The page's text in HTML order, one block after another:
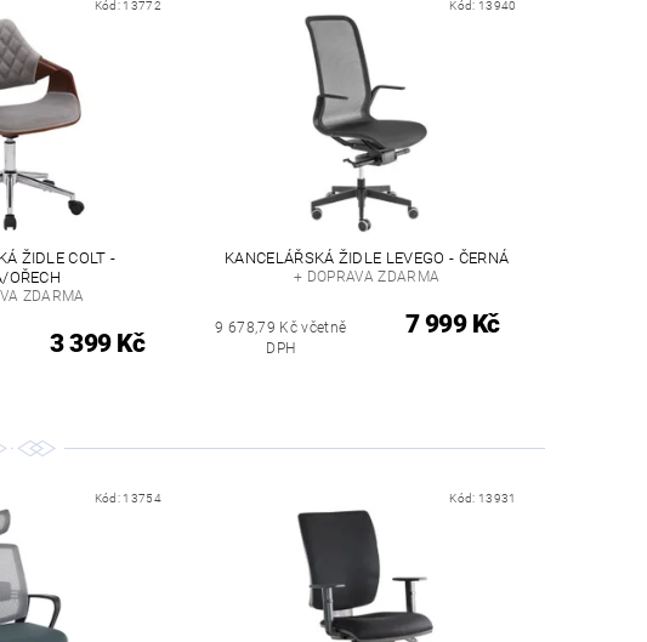
Kód: 13772
ŽIDLE COLT -
OŘECH
ZDARMA
3 399 Kč
Kód: 13940
KANCELÁŘSKÁ ŽIDLE LEVEGO - ČERNÁ
+ DOPRAVA ZDARMA
9 678,79 Kč včetně
DPH
7 999 Kč
Kód: 13754 Kód: 13931